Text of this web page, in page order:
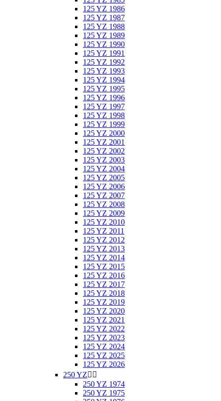
125 YZ 1986
125 YZ 1987
125 YZ 1988
125 YZ 1989
125 YZ 1990
125 YZ 1991
125 YZ 1992
125 YZ 1993
125 YZ 1994
125 YZ 1995
125 YZ 1996
125 YZ 1997
125 YZ 1998
125 YZ 1999
125 YZ 2000
125 YZ 2001
125 YZ 2002
125 YZ 2003
125 YZ 2004
125 YZ 2005
125 YZ 2006
125 YZ 2007
125 YZ 2008
125 YZ 2009
125 YZ 2010
125 YZ 2011
125 YZ 2012
125 YZ 2013
125 YZ 2014
125 YZ 2015
125 YZ 2016
125 YZ 2017
125 YZ 2018
125 YZ 2019
125 YZ 2020
125 YZ 2021
125 YZ 2022
125 YZ 2023
125 YZ 2024
125 YZ 2025
125 YZ 2026
250 YZ 
250 YZ 1974
250 YZ 1975